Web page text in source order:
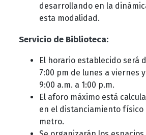
desarrollando en la
esta modalidad.
Servicio de Biblioteca:
El horario establecido será
7:00 pm de lunes a viernes
9:00 a.m. a 1:00 p.m.
El aforo máximo está
en el distanciamiento físico
metro.